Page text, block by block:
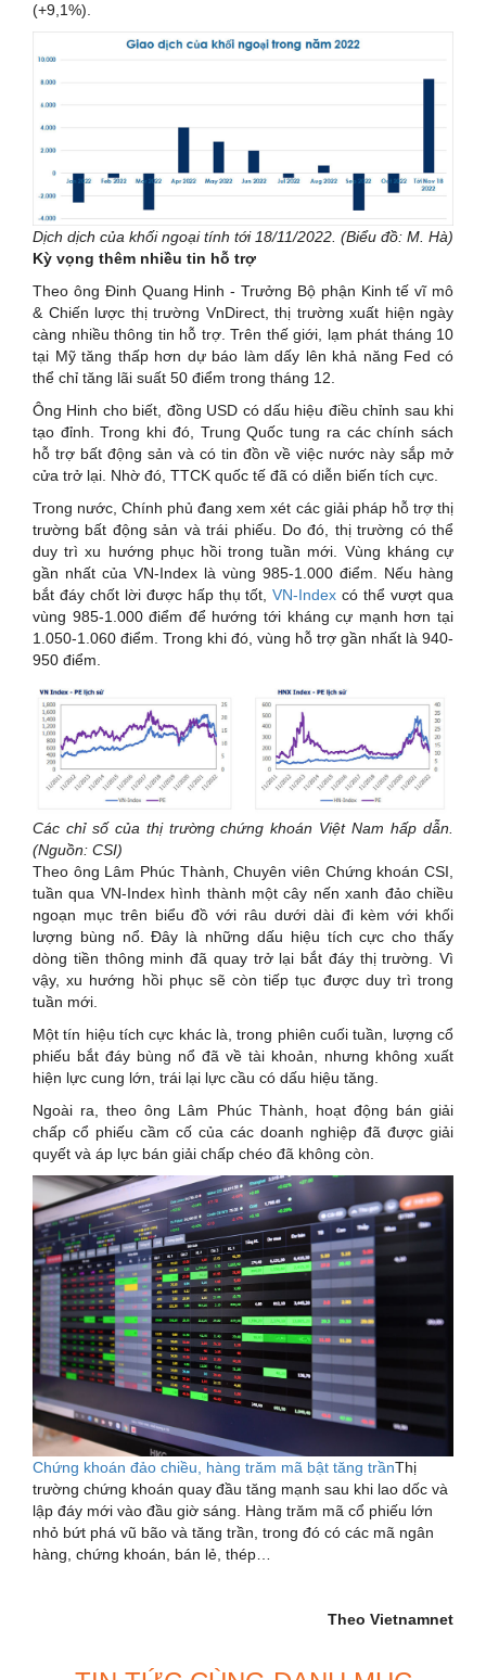
(+9,1%).
Dịch dịch của khối ngoại tính tới 18/11/2022. (Biểu đồ: M. Hà)
Kỳ vọng thêm nhiều tin hỗ trợ
Theo ông Đinh Quang Hinh - Trưởng Bộ phận Kinh tế vĩ mô
& Chiến lược thị trường VnDirect, thị trường xuất hiện ngày
càng nhiều thông tin hỗ trợ. Trên thế giới, lạm phát tháng 10
tại Mỹ tăng thấp hơn dự báo làm dấy lên khả năng Fed có
thể chỉ tăng lãi suất 50 điểm trong tháng 12.
Ông Hinh cho biết, đồng USD có dấu hiệu điều chỉnh sau khi
tạo đỉnh. Trong khi đó, Trung Quốc tung ra các chính sách
hỗ trợ bất động sản và có tin đồn về việc nước này sắp mở
cửa trở lại. Nhờ đó, TTCK quốc tế đã có diễn biến tích cực.
Trong nước, Chính phủ đang xem xét các giải pháp hỗ trợ thị
trường bất động sản và trái phiếu. Do đó, thị trường có thể
duy trì xu hướng phục hồi trong tuần mới. Vùng kháng cự
gần nhất của VN-Index là vùng 985-1.000 điểm. Nếu hàng
bắt đáy chốt lời được hấp thụ tốt,VN-Index có thể vượt qua
vùng 985-1.000 điểm để hướng tới kháng cự mạnh hơn tại
1.050-1.060 điểm. Trong khi đó, vùng hỗ trợ gần nhất là 940-
950 điểm.
Các chỉ số của thị trường chứng khoán Việt Nam hấp dẫn.
(Nguồn: CSI)
Theo ông Lâm Phúc Thành, Chuyên viên Chứng khoán CSI,
tuần qua VN-Index hình thành một cây nến xanh đảo chiều
ngoạn mục trên biểu đồ với râu dưới dài đi kèm với khối
lượng bùng nổ. Đây là những dấu hiệu tích cực cho thấy
dòng tiền thông minh đã quay trở lại bắt đáy thị trường. Vì
vậy, xu hướng hồi phục sẽ còn tiếp tục được duy trì trong
tuần mới.
Một tín hiệu tích cực khác là, trong phiên cuối tuần, lượng cổ
phiếu bắt đáy bùng nổ đã về tài khoản, nhưng không xuất
hiện lực cung lớn, trái lại lực cầu có dấu hiệu tăng.
Ngoài ra, theo ông Lâm Phúc Thành, hoạt động bán giải
chấp cổ phiếu cầm cố của các doanh nghiệp đã được giải
quyết và áp lực bán giải chấp chéo đã không còn.
Chứng khoán đảo chiều, hàng trăm mã bật tăng trầnThị
trường chứng khoán quay đầu tăng mạnh sau khi lao dốc và
lập đáy mới vào đầu giờ sáng. Hàng trăm mã cổ phiếu lớn
nhỏ bứt phá vũ bão và tăng trần, trong đó có các mã ngân
hàng, chứng khoán, bán lẻ, thép…
Theo Vietnamnet